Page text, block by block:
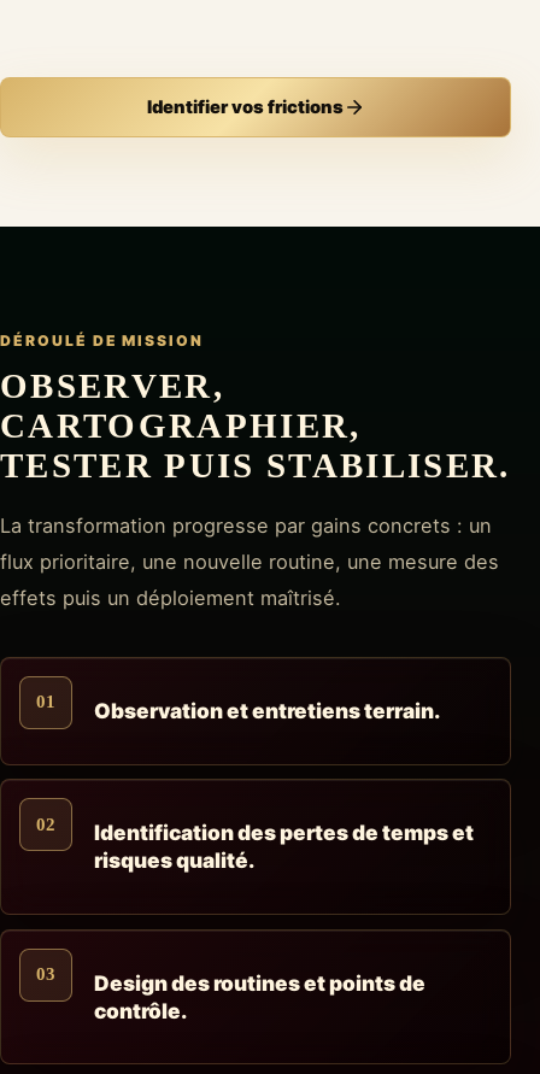
Identifier vos frictions
DÉROULÉ DE MISSION
OBSERVER,
CARTOGRAPHIER,
TESTER PUIS STABILISER.
La transformation progresse par gains concrets : un
flux prioritaire, une nouvelle routine, une mesure des
effets puis un déploiement maîtrisé.
01 Observation et entretiens terrain.
02
Identification des pertes de temps et
risques qualité.
03
Design des routines et points de
contrôle.